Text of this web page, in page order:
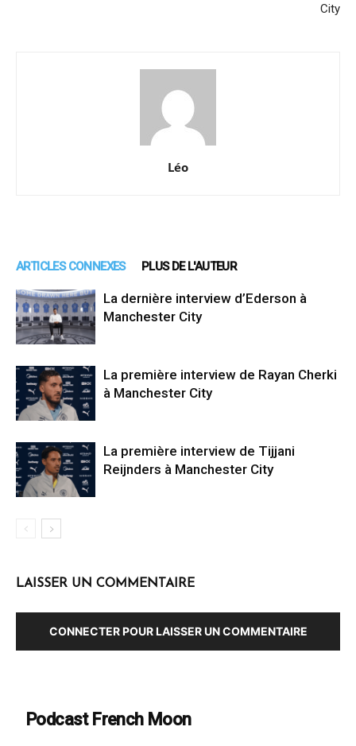
City
Léo
ARTICLES CONNEXES PLUS DE L'AUTEUR
La dernière interview d’Ederson à
Manchester City
La première interview de Rayan Cherki
à Manchester City
La première interview de Tijjani
Reijnders à Manchester City
LAISSER UN COMMENTAIRE
CONNECTER POUR LAISSER UN COMMENTAIRE
Podcast French Moon